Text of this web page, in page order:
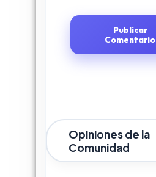
Publicar
Comentario
Opiniones de la
Comunidad